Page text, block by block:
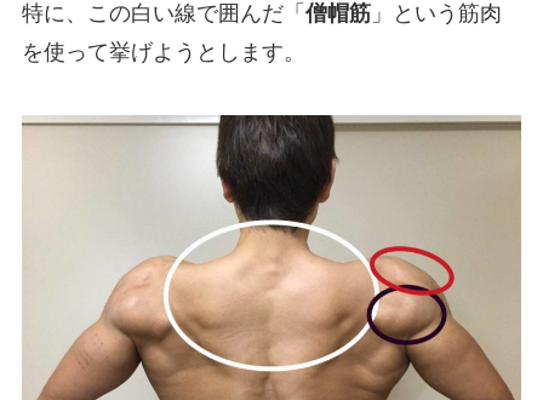
特に、この白い線で囲んだ「 僧帽筋」という筋肉
を使って挙げようとします。